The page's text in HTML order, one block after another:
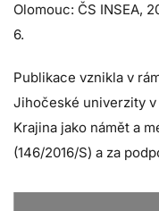
Olomouc: ČS INSEA,
6.
Publikace vznikla v
Jihočeské univerzity
Krajina jako námět a
(146/2016/S) a za